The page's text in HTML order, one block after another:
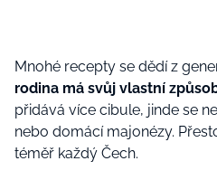
Mnohé recepty se dědí z
rodina má svůj vlastní
přidává více cibule, jinde se
nebo domácí majonézy.
téměř každý Čech.